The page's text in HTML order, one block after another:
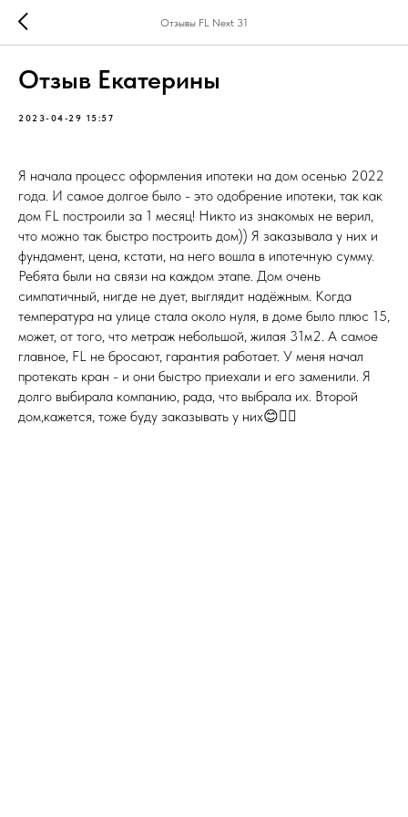
Отзывы FL Next 31
Отзыв Екатерины
2023-04-29 15:57
Я начала процесс оформления ипотеки на дом осенью 2022
года. И самое долгое было - это одобрение ипотеки, так как
дом FL построили за 1 месяц! Никто из знакомых не верил,
что можно так быстро построить дом)) Я заказывала у них и
фундамент, цена, кстати, на него вошла в ипотечную сумму.
Ребята были на связи на каждом этапе. Дом очень
симпатичный, нигде не дует, выглядит надёжным. Когда
температура на улице стала около нуля, в доме было плюс 15,
может, от того, что метраж небольшой, жилая 31м2. А самое
главное, FL не бросают, гарантия работает. У меня начал
протекать кран - и они быстро приехали и его заменили. Я
долго выбирала компанию, рада, что выбрала их. Второй
дом,кажется, тоже буду заказывать у них😊👍🏼